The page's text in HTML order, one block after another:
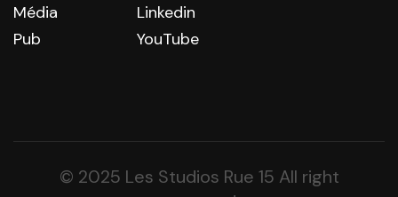
Média
Pub
Linkedin
YouTube
© 2025 Les Studios Rue 15 All right